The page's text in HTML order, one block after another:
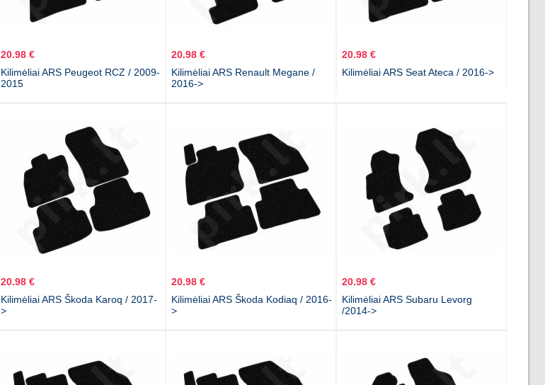
20.98 €
Kilimėliai ARS Peugeot RCZ / 2009-
2015
20.98 €
Kilimėliai ARS Renault Megane /
2016->
20.98 €
Kilimėliai ARS Seat Ateca / 2016->
20.98 €
Kilimėliai ARS Škoda Karoq / 2017-
>
20.98 €
Kilimėliai ARS Škoda Kodiaq / 2016-
>
20.98 €
Kilimėliai ARS Subaru Levorg
/2014->